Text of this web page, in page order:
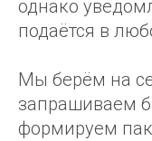
однако
подаётся в
Мы берём на
запрашиваем
формируем